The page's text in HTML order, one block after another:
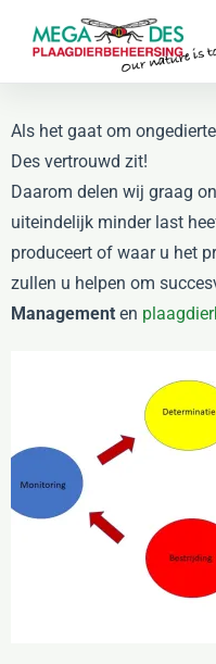
Skip to main content
Als het gaat om
Des vertrouwd zit!
Daarom delen wij graag
uiteindelijk minder last
produceert of waar u het
zullen u helpen om
Management en